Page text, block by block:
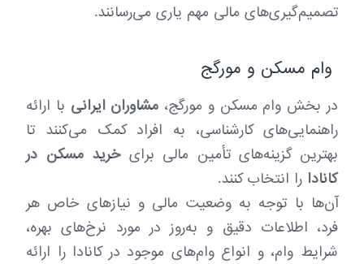
تصمیم‌گیری‌های مالی مهم یاری می‌رسانند.
وام مسکن و مورگج
در بخش وام مسکن و مورگج، مشاوران ایرانی با ارائه
راهنمایی‌های کارشناسی، به افراد کمک می‌کنند تا
بهترین گزینه‌های تأمین مالی برایخرید مسکن در
کانادا را انتخاب کنند.
آن‌ها با توجه به وضعیت مالی و نیازهای خاص هر
فرد، اطلاعات دقیق و به‌روز در مورد نرخ‌های بهره،
شرایط وام، و انواع وام‌های موجود در کانادا را ارائه